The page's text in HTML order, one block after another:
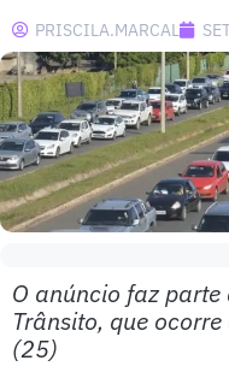
PRISCILA.MARCAL
O anúncio faz
Trânsito, que
(25)